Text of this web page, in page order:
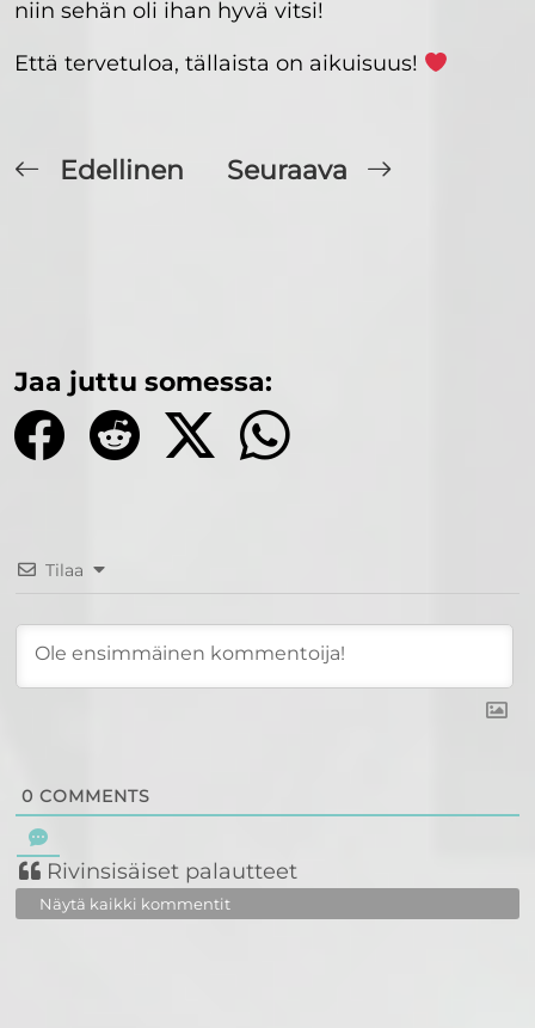
niin sehän oli ihan hyvä vitsi!
Että tervetuloa, tällaista on aikuisuus!
Edellinen Seuraava
Jaa juttu somessa:
Tilaa
0 COMMENTS
Rivinsisäiset palautteet
Näytä kaikki kommentit